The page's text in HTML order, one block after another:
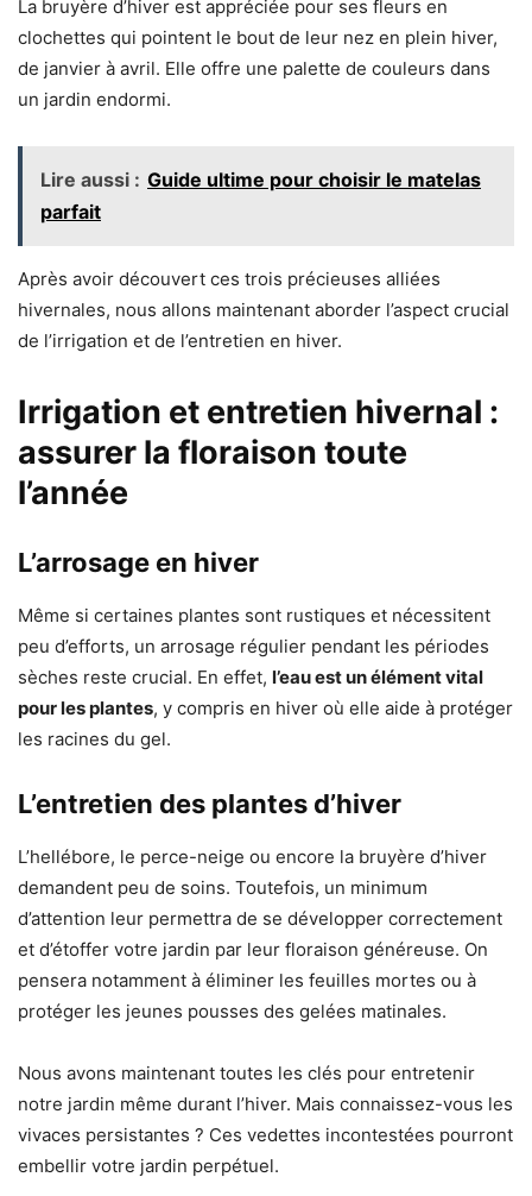
La bruyère d’hiver est appréciée pour ses fleurs en
clochettes qui pointent le bout de leur nez en plein hiver,
de janvier à avril. Elle offre une palette de couleurs dans
un jardin endormi.
Lire aussi : Guide ultime pour choisir le matelas
parfait
Après avoir découvert ces trois précieuses alliées
hivernales, nous allons maintenant aborder l’aspect crucial
de l’irrigation et de l’entretien en hiver.
Irrigation et entretien hivernal :
assurer la floraison toute
l’année
L’arrosage en hiver
Même si certaines plantes sont rustiques et nécessitent
peu d’efforts, un arrosage régulier pendant les périodes
sèches reste crucial. En effet, l’eau est un élément vital
pour les plantes, y compris en hiver où elle aide à protéger
les racines du gel.
L’entretien des plantes d’hiver
L’hellébore, le perce-neige ou encore la bruyère d’hiver
demandent peu de soins. Toutefois, un minimum
d’attention leur permettra de se développer correctement
et d’étoffer votre jardin par leur floraison généreuse. On
pensera notamment à éliminer les feuilles mortes ou à
protéger les jeunes pousses des gelées matinales.
Nous avons maintenant toutes les clés pour entretenir
notre jardin même durant l’hiver. Mais connaissez-vous les
vivaces persistantes ? Ces vedettes incontestées pourront
embellir votre jardin perpétuel.